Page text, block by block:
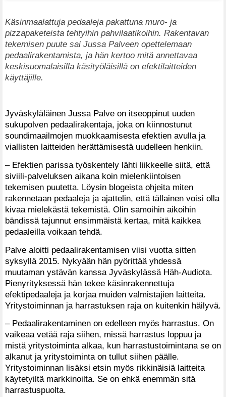
Käsinmaalattuja pedaaleja pakattuna muro- ja
pizzapaketeista tehtyihin pahvilaatikoihin. Rakentavan
tekemisen puute sai Jussa Palveen opettelemaan
pedaalirakentamista, ja hän kertoo mitä annettavaa
keskisuomalaisilla käsityöläisillä on efektilaitteiden
käyttäjille.
Jyväskyläläinen Jussa Palve on itseoppinut uuden
sukupolven pedaalirakentaja, joka on kiinnostunut
soundimaailmojen muokkaamisesta efektien avulla ja
viallisten laitteiden herättämisestä uudelleen henkiin.
– Efektien parissa työskentely lähti liikkeelle siitä, että
siviili-palveluksen aikana koin mielenkiintoisen
tekemisen puutetta. Löysin blogeista ohjeita miten
rakennetaan pedaaleja ja ajattelin, että tällainen voisi olla
kivaa mielekästä tekemistä. Olin samoihin aikoihin
bändissä tajunnut ensimmäistä kertaa, mitä kaikkea
pedaaleilla voikaan tehdä.
Palve aloitti pedaalirakentamisen viisi vuotta sitten
syksyllä 2015. Nykyään hän pyörittää yhdessä
muutaman ystävän kanssa Jyväskylässä Häh-Audiota.
Pienyrityksessä hän tekee käsinrakennettuja
efektipedaaleja ja korjaa muiden valmistajien laitteita.
Yritystoiminnan ja harrastuksen raja on kuitenkin häilyvä.
– Pedaalirakentaminen on edelleen myös harrastus. On
vaikeaa vetää raja siihen, missä harrastus loppuu ja
mistä yritystoiminta alkaa, kun harrastustoimintana se on
alkanut ja yritystoiminta on tullut siihen päälle.
Yritystoiminnan lisäksi etsin myös rikkinäisiä laitteita
käytetyiltä markkinoilta. Se on ehkä enemmän sitä
harrastuspuolta.